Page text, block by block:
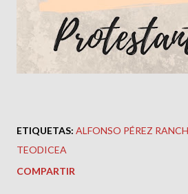
ETIQUETAS: ALFONSO PÉREZ
TEODICEA
COMPARTIR